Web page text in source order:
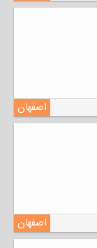
اصفهان
اصفهان